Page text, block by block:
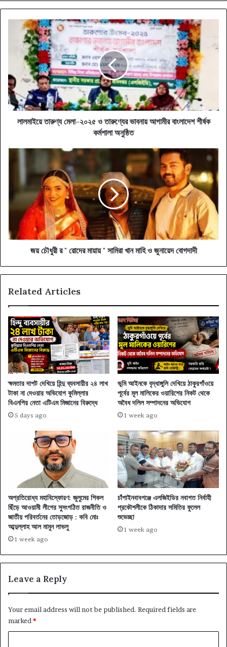
লালমাইয়ে
মেলা-২০২৫
তারুণ্যের
ভাবনায়
আগামীর
বাংলাদেশ
শীর্ষক
কর্মশালালালমাইয়ে তারুণ্য মেলা-২০২৫ ও তারুণ্যের ভাবনায় আগামীর বাংলাদেশ শীর্ষক
কর্মশালা অনুষ্ঠিত
রোদের
সামিরা
খান
জয় চৌধুরী র " রোদের মায়ায় " সামিরা খান মাহি ও জুনায়েদ বোগদাদী
Related Articles
ক্ষমতার দাপট দেখিয়ে হিন্দু ব্যবসায়ীর ২৪ লাখ
টাকা না দেওয়ার অভিযোগ কুমিল্লার
বিএনপির নেতা এটিএম মিজানের বিরুদ্ধে
5 days ago
ভূমি আইনকে বৃদ্ধাঙ্গুলি দেখিয়ে ঠাকুরগাঁওয়ে
পূর্বের মূল মালিকের ওয়ারিশের নিকট থেকে
অবৈধ দলিল সম্পাদনের অভিযোগ
1 week ago
অপ্রতিরোধ্য মহাবিস্ফোরণ: জুলুমের শিকল
ছিঁড়ে আওয়ামী লীগের সুসংগঠিত রাজনীতি ও
জাতীয় পরিবর্তনের তোড়জোড় : কবি মোঃ
আব্দুল্লাহ আল মামুন লাভলু
1 week ago
চাঁপাইনবাবগঞ্জে এলজিইডির নবাগত নির্বাহী
প্রকৌশলীকে ঠিকাদার সমিতির ফুলেল
শুভেচ্ছা
1 week ago
Leave a Reply
Your email address will not be published. Required fields are
marked *